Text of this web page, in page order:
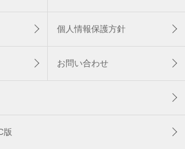
個人情報保護方針
お問い合わせ
版